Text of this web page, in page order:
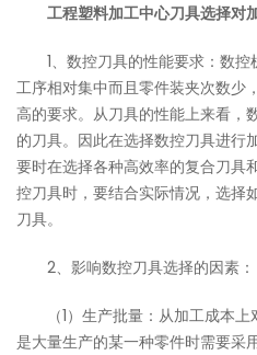
工程塑料加工中心刀具选择对
1、数控刀具的性能要求：数控
工序相对集中而且零件装夹次数少
高的要求。从刀具的性能上来看，
的刀具。因此在选择数控刀具进行
要时在选择各种高效率的复合刀具
控刀具时，要结合实际情况，选择
刀具。
2、影响数控刀具选择的因素：
（1）生产批量：从加工成本上
是大量生产的某一种零件时需要采